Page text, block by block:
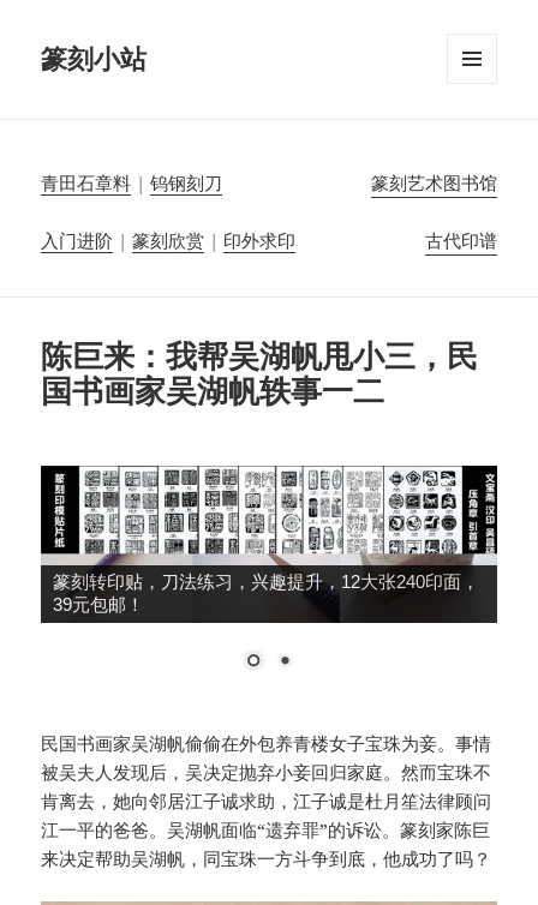
篆刻小站
青田石章料 |钨钢刻刀 篆刻艺术图书馆
入门进阶 |篆刻欣赏 | 印外求印 古代印谱
陈巨来：我帮吴湖帆甩小三，民
国书画家吴湖帆轶事一二
篆刻转印贴，刀法练习，兴趣提升，12大张240印面，
39元包邮！
民国书画家吴湖帆偷偷在外包养青楼女子宝珠为妾。事情
被吴夫人发现后，吴决定抛弃小妾回归家庭。然而宝珠不
肯离去，她向邻居江子诚求助，江子诚是杜月笙法律顾问
江一平的爸爸。吴湖帆面临“遗弃罪”的诉讼。篆刻家陈巨
来决定帮助吴湖帆，同宝珠一方斗争到底，他成功了吗？